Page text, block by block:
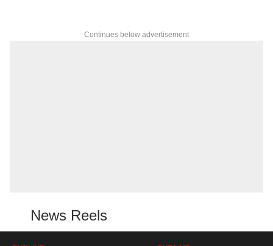
Continues below advertisement
News Reels